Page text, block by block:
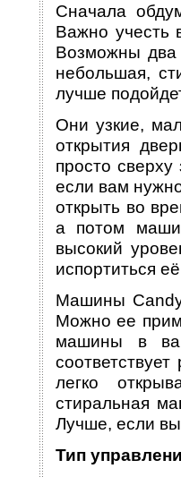
Сначала
Важно учесть
Возможны два
небольшая,
лучше
Они узкие,
открытия
просто сверху
если вам
открыть во
а потом
высокий
испортиться
Машины Candy
Можно ее
машины в
легко
стиральная
Лучше, если
Тип